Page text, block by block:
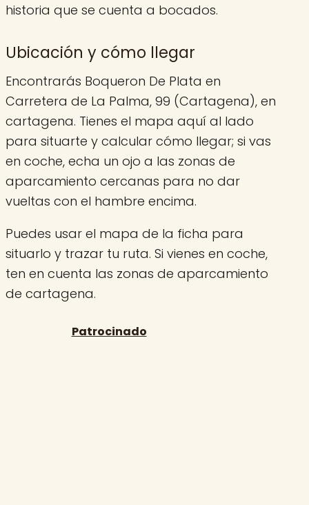
historia que se cuenta a bocados.
Ubicación y cómo llegar
Encontrarás Boqueron De Plata en
Carretera de La Palma, 99 (Cartagena), en
cartagena. Tienes el mapa aquí al lado
para situarte y calcular cómo llegar; si vas
en coche, echa un ojo a las zonas de
aparcamiento cercanas para no dar
vueltas con el hambre encima.
Puedes usar el mapa de la ficha para
situarlo y trazar tu ruta. Si vienes en coche,
ten en cuenta las zonas de aparcamiento
de cartagena.